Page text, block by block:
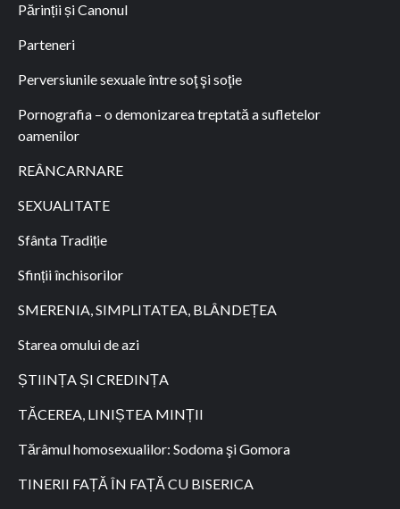
Părinții și Canonul
Parteneri
Perversiunile sexuale între soţ şi soţie
Pornografia – o demonizarea treptată a sufletelor
oamenilor
REÂNCARNARE
SEXUALITATE
Sfânta Tradiție
Sfinții închisorilor
SMERENIA, SIMPLITATEA, BLÂNDEȚEA
Starea omului de azi
ȘTIINȚA ȘI CREDINȚA
TĂCEREA, LINIȘTEA MINȚII
Tărâmul homosexualilor: Sodoma şi Gomora
TINERII FAȚĂ ÎN FAȚĂ CU BISERICA